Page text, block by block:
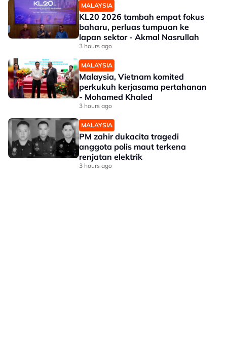
MALAYSIA
KL20 2026 tambah empat fokus
baharu, perluas tumpuan ke
lapan sektor - Akmal Nasrullah
3 hours ago
MALAYSIA
Malaysia, Vietnam komited
perkukuh kerjasama pertahanan
- Mohamed Khaled
3 hours ago
MALAYSIA
PM zahir dukacita tragedi
anggota polis maut terkena
renjatan elektrik
3 hours ago